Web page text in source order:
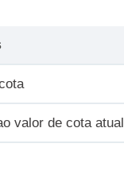
valor de cota atual